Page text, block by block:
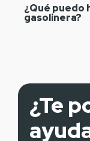
¿Qué puedo
gasolinera?
¿Te